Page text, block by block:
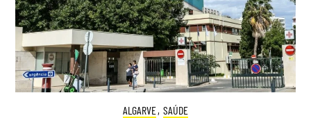
ALGARVE, SAÚDE